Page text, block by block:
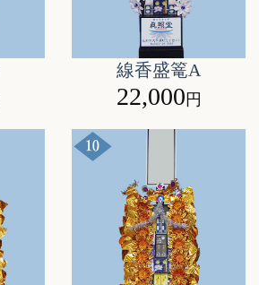
線香盛篭A
22,000円